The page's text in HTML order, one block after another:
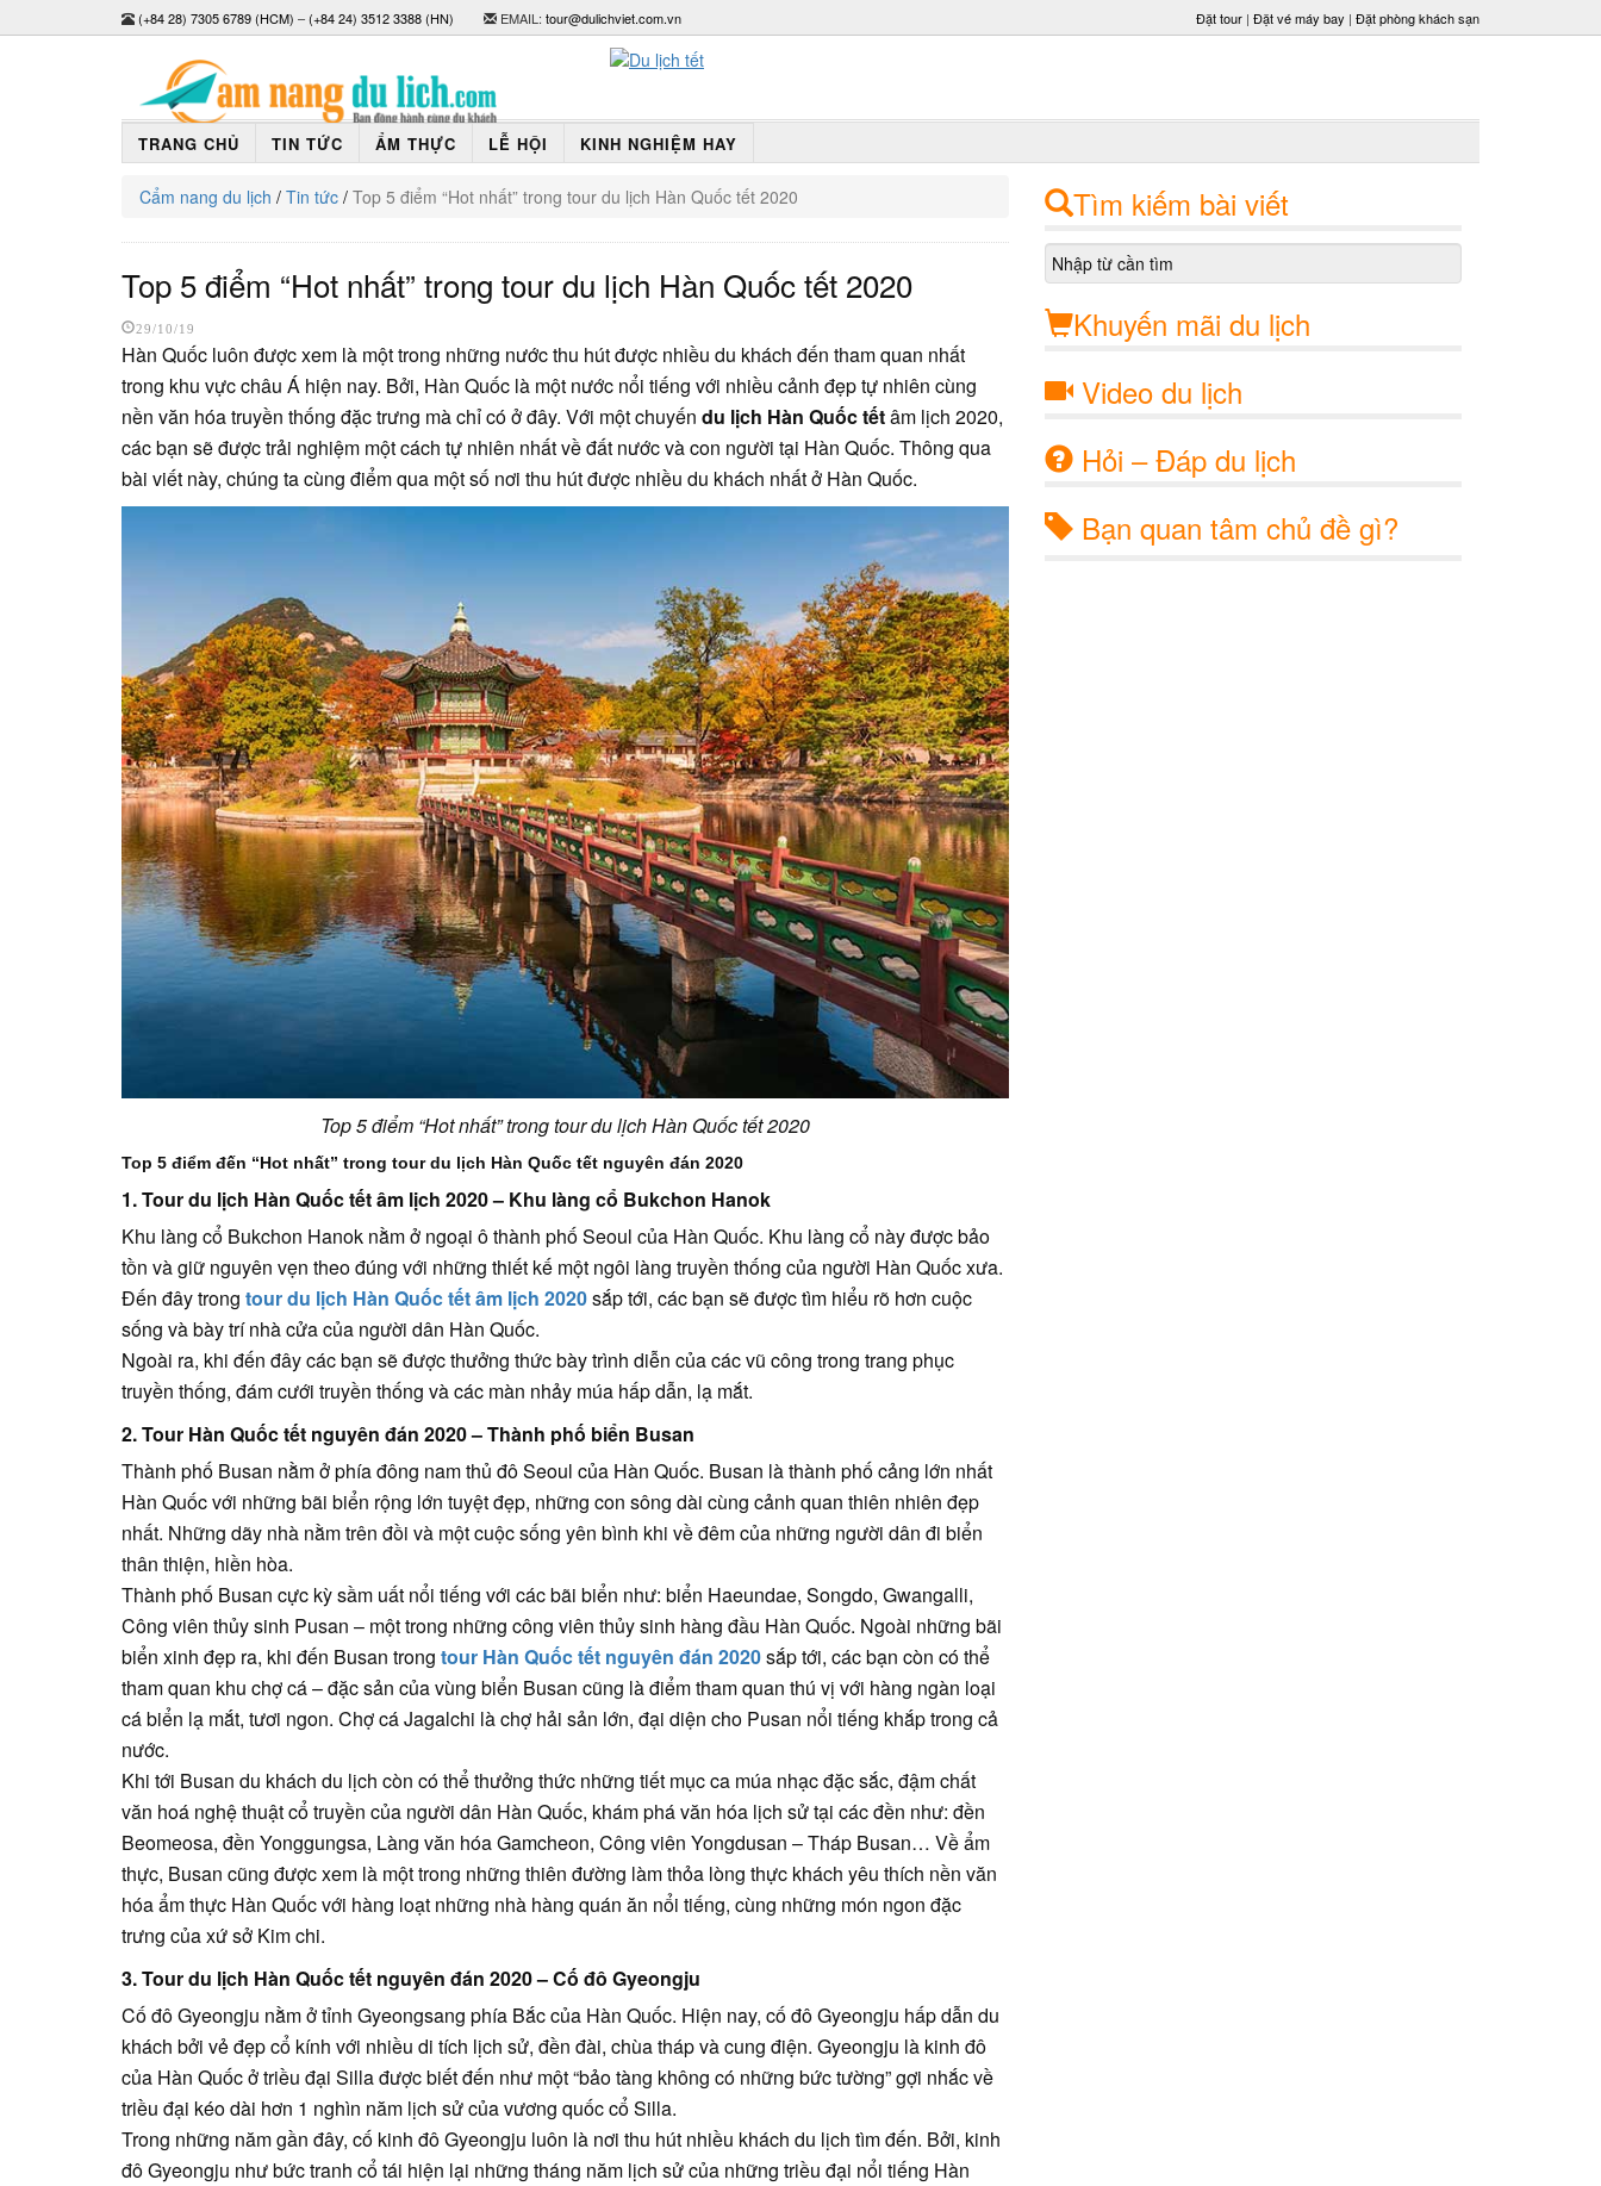
(+84 28) 7305 6789 (HCM) –(+84 24) 3512 3388 (HN) EMAIL: tour@dulichviet.com.vn Đặt tour | Đặt vé máy bay | Đặt phòng khách sạn
TRANG CHỦ TIN TỨC ẨM THỰC LỄ HỘI KINH NGHIỆM HAY
Cẩm nang du lịch / Tin tức / Top 5 điểm “Hot nhất” trong tour du lịch Hàn Quốc tết 2020
Top 5 điểm “Hot nhất” trong tour du lịch Hàn Quốc tết 2020
29/10/19
Hàn Quốc luôn được xem là một trong những nước thu hút được nhiều du khách đến tham quan nhất
trong khu vực châu Á hiện nay. Bởi, Hàn Quốc là một nước nổi tiếng với nhiều cảnh đẹp tự nhiên cùng
nền văn hóa truyền thống đặc trưng mà chỉ có ở đây. Với một chuyến du lịch Hàn Quốc tếtâm lịch 2020,
các bạn sẽ được trải nghiệm một cách tự nhiên nhất về đất nước và con người tại Hàn Quốc. Thông qua
bài viết này, chúng ta cùng điểm qua một số nơi thu hút được nhiều du khách nhất ở Hàn Quốc.
Top 5 điểm “Hot nhất” trong tour du lịch Hàn Quốc tết 2020
Top 5 điểm đến “Hot nhất” trong tour du lịch Hàn Quốc tết nguyên đán 2020
1. Tour du lịch Hàn Quốc tết âm lịch 2020 – Khu làng cổ Bukchon Hanok
Khu làng cổ Bukchon Hanok nằm ở ngoại ô thành phố Seoul của Hàn Quốc. Khu làng cổ này được bảo
tồn và giữ nguyên vẹn theo đúng với những thiết kế một ngôi làng truyền thống của người Hàn Quốc xưa.
Đến đây trong tour du lịch Hàn Quốc tết âm lịch 2020sắp tới, các bạn sẽ được tìm hiểu rõ hơn cuộc
sống và bày trí nhà cửa của người dân Hàn Quốc.
Ngoài ra, khi đến đây các bạn sẽ được thưởng thức bày trình diễn của các vũ công trong trang phục
truyền thống, đám cưới truyền thống và các màn nhảy múa hấp dẫn, lạ mắt.
2. Tour Hàn Quốc tết nguyên đán 2020 – Thành phố biển Busan
Thành phố Busan nằm ở phía đông nam thủ đô Seoul của Hàn Quốc. Busan là thành phố cảng lớn nhất
Hàn Quốc với những bãi biển rộng lớn tuyệt đẹp, những con sông dài cùng cảnh quan thiên nhiên đẹp
nhất. Những dãy nhà nằm trên đồi và một cuộc sống yên bình khi về đêm của những người dân đi biển
thân thiện, hiền hòa.
Thành phố Busan cực kỳ sầm uất nổi tiếng với các bãi biển như: biển Haeundae, Songdo, Gwangalli,
Công viên thủy sinh Pusan – một trong những công viên thủy sinh hàng đầu Hàn Quốc. Ngoài những bãi
biển xinh đẹp ra, khi đến Busan trong tour Hàn Quốc tết nguyên đán 2020sắp tới, các bạn còn có thể
tham quan khu chợ cá – đặc sản của vùng biển Busan cũng là điểm tham quan thú vị với hàng ngàn loại
cá biển lạ mắt, tươi ngon. Chợ cá Jagalchi là chợ hải sản lớn, đại diện cho Pusan nổi tiếng khắp trong cả
nước.
Khi tới Busan du khách du lịch còn có thể thưởng thức những tiết mục ca múa nhạc đặc sắc, đậm chất
văn hoá nghệ thuật cổ truyền của người dân Hàn Quốc, khám phá văn hóa lịch sử tại các đền như: đền
Beomeosa, đền Yonggungsa, Làng văn hóa Gamcheon, Công viên Yongdusan – Tháp Busan… Về ẩm
thực, Busan cũng được xem là một trong những thiên đường làm thỏa lòng thực khách yêu thích nền văn
hóa ẩm thực Hàn Quốc với hàng loạt những nhà hàng quán ăn nổi tiếng, cùng những món ngon đặc
trưng của xứ sở Kim chi.
3. Tour du lịch Hàn Quốc tết nguyên đán 2020 – Cố đô Gyeongju
Cố đô Gyeongju nằm ở tỉnh Gyeongsang phía Bắc của Hàn Quốc. Hiện nay, cố đô Gyeongju hấp dẫn du
khách bởi vẻ đẹp cổ kính với nhiều di tích lịch sử, đền đài, chùa tháp và cung điện. Gyeongju là kinh đô
của Hàn Quốc ở triều đại Silla được biết đến như một “bảo tàng không có những bức tường” gợi nhắc về
triều đại kéo dài hơn 1 nghìn năm lịch sử của vương quốc cổ Silla.
Trong những năm gần đây, cố kinh đô Gyeongju luôn là nơi thu hút nhiều khách du lịch tìm đến. Bởi, kinh
đô Gyeongju như bức tranh cổ tái hiện lại những tháng năm lịch sử của những triều đại nổi tiếng Hàn
Tìm kiếm bài viết
Khuyến mãi du lịch
Video du lịch
Hỏi – Đáp du lịch
Bạn quan tâm chủ đề gì?